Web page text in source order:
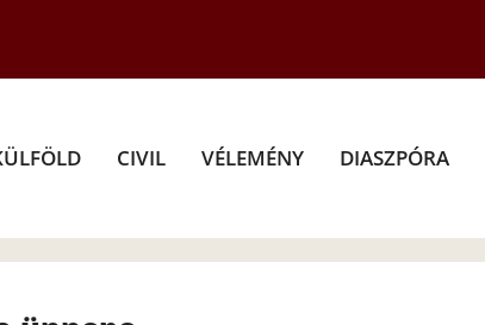
CIVIL VÉLEMÉNY DIASZPÓRA